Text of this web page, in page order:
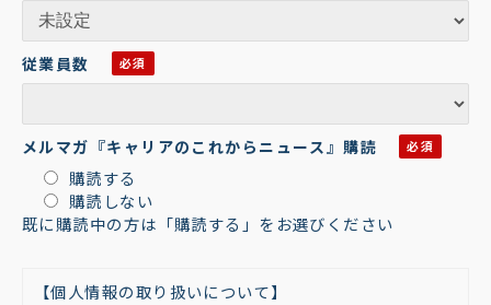
従業員数
メルマガ『キャリアのこれからニュース』購読
購読する
購読しない
既に購読中の方は「購読する」をお選びください
【個人情報の取り扱いについて】